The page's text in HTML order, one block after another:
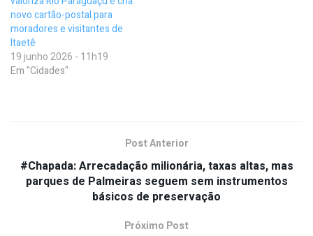
novo cartão-postal para
moradores e visitantes de
Itaetê
19 junho 2026 - 11h19
Em "Cidades"
Post Anterior
#Chapada: Arrecadação milionária, taxas altas, mas
parques de Palmeiras seguem sem instrumentos
básicos de preservação
Próximo Post